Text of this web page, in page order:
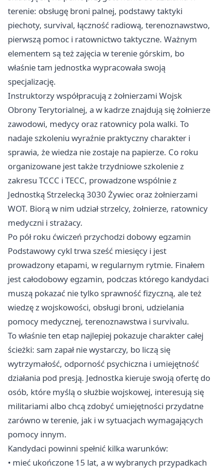
terenie: obsługę broni palnej, podstawy taktyki
piechoty, survival, łączność radiową, terenoznawstwo,
pierwszą pomoc i ratownictwo taktyczne. Ważnym
elementem są też zajęcia w terenie górskim, bo
właśnie tam jednostka wypracowała swoją
specjalizację.
Instruktorzy współpracują z żołnierzami Wojsk
Obrony Terytorialnej, a w kadrze znajdują się żołnierze
zawodowi, medycy oraz ratownicy pola walki. To
nadaje szkoleniu wyraźnie praktyczny charakter i
sprawia, że wiedza nie zostaje na papierze. Co roku
organizowane jest także trzydniowe szkolenie z
zakresu TCCC i TECC, prowadzone wspólnie z
Jednostką Strzelecką 3030 Żywiec oraz żołnierzami
WOT. Biorą w nim udział strzelcy, żołnierze, ratownicy
medyczni i strażacy.
Po pół roku ćwiczeń przychodzi dobowy egzamin
Podstawowy cykl trwa sześć miesięcy i jest
prowadzony etapami, w regularnym rytmie. Finałem
jest całodobowy egzamin, podczas którego kandydaci
muszą pokazać nie tylko sprawność fizyczną, ale też
wiedzę z wojskowości, obsługi broni, udzielania
pomocy medycznej, terenoznawstwa i survivalu.
To właśnie ten etap najlepiej pokazuje charakter całej
ścieżki: sam zapał nie wystarczy, bo liczą się
wytrzymałość, odporność psychiczna i umiejętność
działania pod presją. Jednostka kieruje swoją ofertę do
osób, które myślą o służbie wojskowej, interesują się
militariami albo chcą zdobyć umiejętności przydatne
zarówno w terenie, jak i w sytuacjach wymagających
pomocy innym.
Kandydaci powinni spełnić kilka warunków:
• mieć ukończone 15 lat, a w wybranych przypadkach